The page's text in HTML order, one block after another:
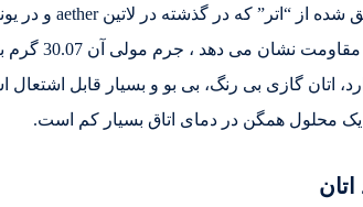
اتان گازی بی رنگ، بی بو و بسیار قابل
محلول همگن در دمای اتاق بسیار کم است.
اتان